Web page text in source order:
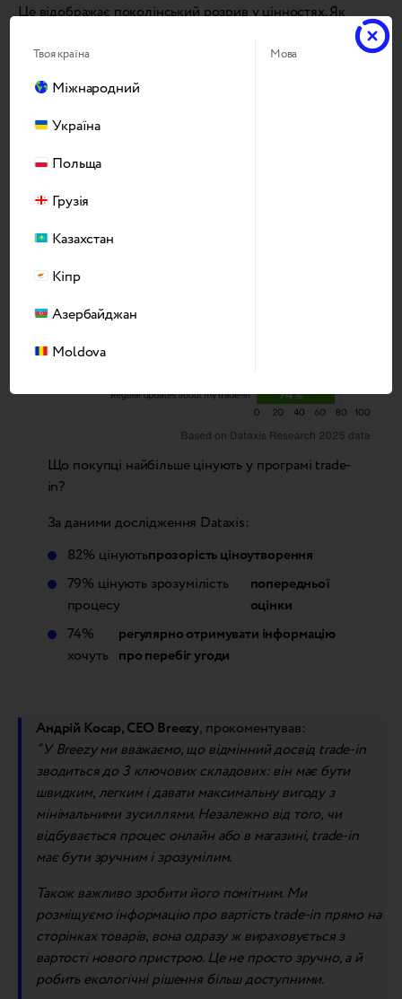
Це відображає поколінський розрив у цінностях. Як
зазначив Пауло Алмейда (Worten), „Молодістю рухає
екологічність, тоді як споживачів старшого покоління
найбільше хвилює ціна“. Успішні стратегії мають
враховувати обидва ці підходи.
Прозорість підвищує задоволеність
Що покупці найбільше цінують у програмі trade-
in?
За даними дослідження Dataxis:
82% цінуютьпрозорість ціноутворення
79% цінують зрозумілість
процесу
попередньої
оцінки
74%
хочуть
регулярно отримувати інформацію
про перебіг угоди
Андрій Косар, СЕО Breezy, прокоментував:
“У Breezy ми вважаємо, що відмінний досвід trade-in
зводиться до 3 ключових складових: він має бути
швидким, легким і давати максимальну вигоду з
мінімальними зусиллями. Незалежно від того, чи
відбувається процес онлайн або в магазині, trade-in
має бути зручним і зрозумілим.
Також важливо зробити його помітним. Ми
розміщуємо інформацію про вартість trade-in прямо на
сторінках товарів, вона одразу ж вираховується з
вартості нового пристрою. Це не просто зручно, а й
робить екологічні рішення більш доступними.
Твоя країна
Міжнародний
Україна
Польща
Грузія
Казахстан
Кіпр
Азербайджан
Moldova
Мова